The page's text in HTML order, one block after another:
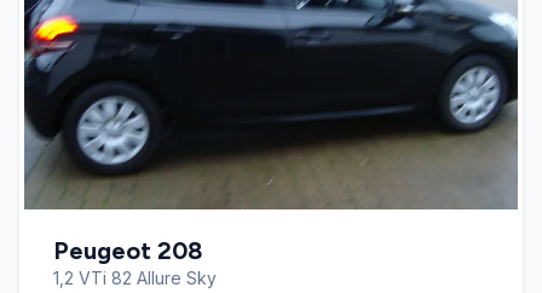
Peugeot 208
1,2 VTi 82 Allure Sky